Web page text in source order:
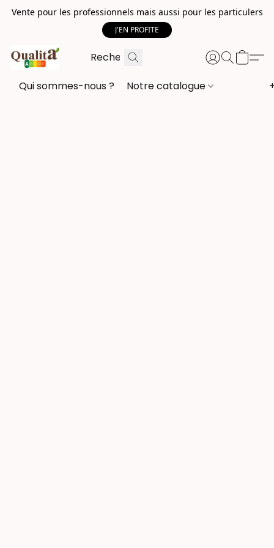
Vente pour les professionnels mais aussi pour les particulers
J'EN PROFITE
Qui sommes-nous ? Notre catalogue